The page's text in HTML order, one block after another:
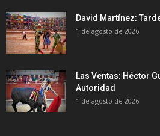
David Martínez:
1 de agosto de 2026
Las Ventas: Héctor
Autoridad
1 de agosto de 2026